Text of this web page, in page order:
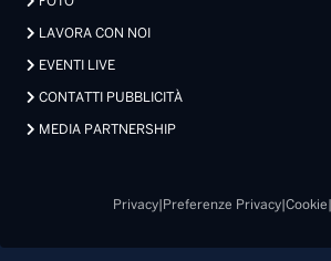
LAVORA CON NOI
EVENTI LIVE
CONTATTI PUBBLICITÀ
MEDIA PARTNERSHIP
Privacy| Preferenze Privacy| Cookie